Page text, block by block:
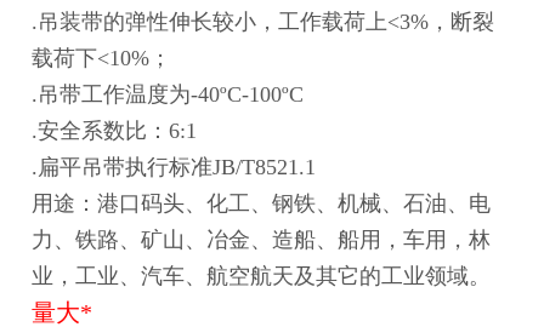
.吊装带的弹性伸长较小，工作载荷上<3%，断裂
载荷下<10%；
.吊带工作温度为-40ºC-100ºC
.安全系数比：6:1
.扁平吊带执行标准JB/T8521.1
用途：港口码头、化工、钢铁、机械、石油、电
力、铁路、矿山、冶金、造船、船用，车用，林
业，工业、汽车、航空航天及其它的工业领域。
量大*